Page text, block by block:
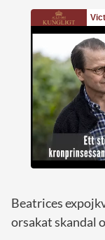
Beatrices
orsakat skandal